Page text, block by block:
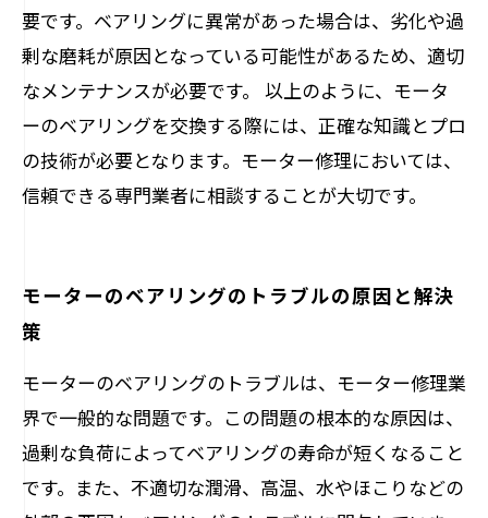
要です。ベアリングに異常があった場合は、劣化や過
剰な磨耗が原因となっている可能性があるため、適切
なメンテナンスが必要です。 以上のように、モータ
ーのベアリングを交換する際には、正確な知識とプロ
の技術が必要となります。モーター修理においては、
信頼できる専門業者に相談することが大切です。
モーターのベアリングのトラブルの原因と解決
策
モーターのベアリングのトラブルは、モーター修理業
界で一般的な問題です。この問題の根本的な原因は、
過剰な負荷によってベアリングの寿命が短くなること
です。また、不適切な潤滑、高温、水やほこりなどの